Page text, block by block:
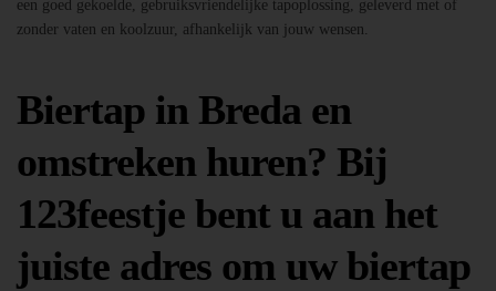
een goed gekoelde, gebruiksvriendelijke tapoplossing, geleverd met of
zonder vaten en koolzuur, afhankelijk van jouw wensen.
Biertap in Breda en
omstreken huren? Bij
123feestje bent u aan het
juiste adres om uw biertap